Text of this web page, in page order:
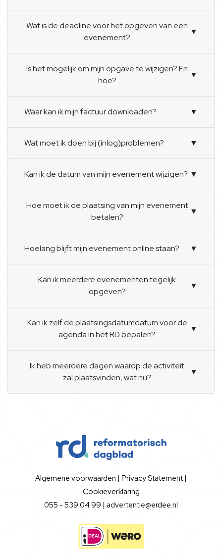
Wat is de deadline voor het opgeven van een
evenement?
▼
Is het mogelijk om mijn opgave te wijzigen? En
hoe?
▼
Waar kan ik mijn factuur downloaden? ▼
Wat moet ik doen bij (inlog)problemen? ▼
Kan ik de datum van mijn evenement wijzigen? ▼
Hoe moet ik de plaatsing van mijn evenement
betalen?
▼
Hoelang blijft mijn evenement online staan? ▼
Kan ik meerdere evenementen tegelijk
opgeven?
▼
Kan ik zelf de plaatsingsdatumdatum voor de
agenda in het RD bepalen?
▼
Ik heb meerdere dagen waarop de activiteit
zal plaatsvinden, wat nu?
▼
Algemene voorwaarden | Privacy Statement|
Cookieverklaring
055 - 539 04 99 | advertentie@erdee.nl